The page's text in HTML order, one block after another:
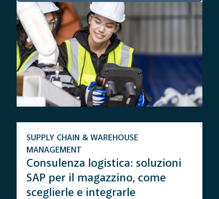
Consulenza logistica: soluzioni
SAP per il magazzino, come
sceglierle e integrarle
SUPPLY CHAIN & WAREHOUSE
MANAGEMENT